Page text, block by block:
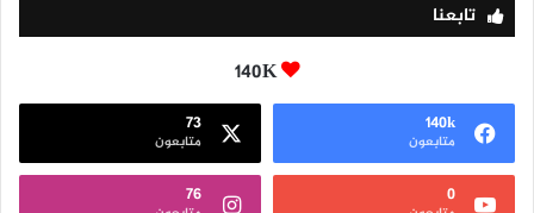
تابعنا
140K
140k
متابعون
73
متابعون
0
76